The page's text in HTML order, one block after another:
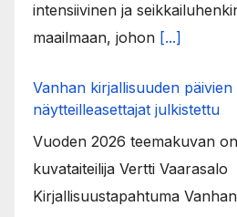
intensiivinen ja
maailmaan, johon [...]
Vanhan kirjallisuuden päivien
näytteilleasettajat julkistettu
Vuoden 2026 teemakuvan
kuvataiteilija Vertti Vaarasalo
Kirjallisuustapahtuma